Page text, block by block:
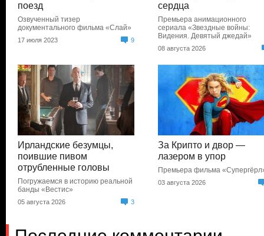
поезд
Озвученный тизер
документального фильма «Слай»
17 июля 2023 9
сердца
Премьера анимационного
сериала «Звездные войны:
Видения. Девятый джедай»
08 августа 2026
Ирландские безумцы,
поившие пивом
отрубленные головы
Погружаемся в историю реальной
банды «Вестис»
05 августа 2026 3
За Крипто и двор —
лазером в упор
Премьера фильма
03 августа 2026